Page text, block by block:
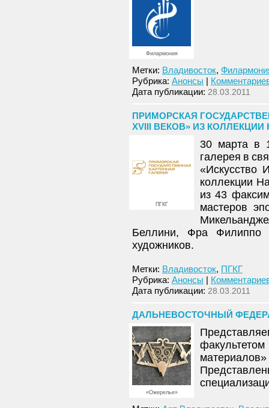
Филармония
Метки: Владивосток,
Рубрика: Анонсы |
Дата публикации: 28.03.2011
ПРИМОРСКАЯ
XVIII ВЕКОВ» ИЗ
ПГКГ
30 марта в
галерея в
«Искусство
коллекции
из 43
мастеров
Беллини, Фра Филиппо
художников.
Метки: Владивосток, ПГКГ
Рубрика: Анонсы |
Дата публикации: 28.03.2011
ДАЛЬНЕВОСТОЧНЫЙ
«Ожерелье»